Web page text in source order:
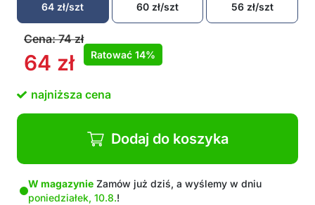
64 zł/szt
60 zł/szt
56 zł/szt
Cena:74zł
64 zł Ratować 14%
najniższa cena
Dodaj do koszyka
W magazynie Zamów już dziś, a wyślemy w dniu
poniedziałek, 10.8.!